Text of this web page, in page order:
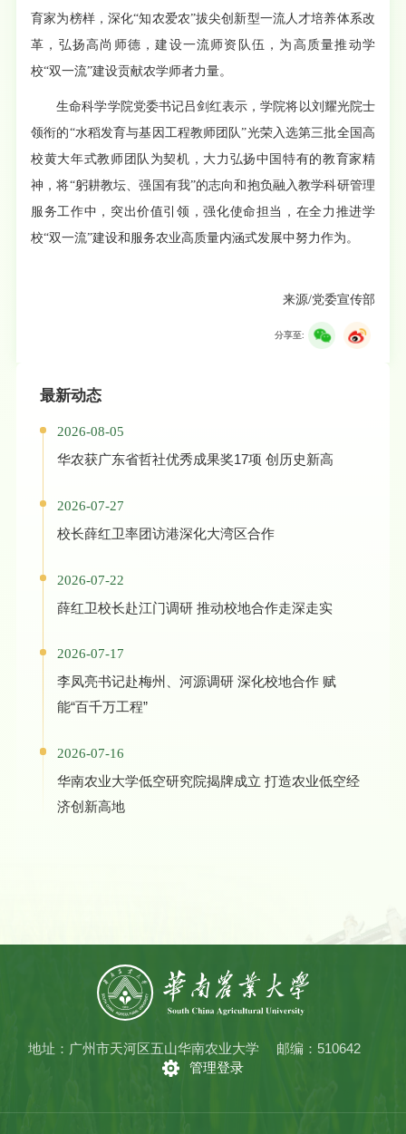
育家为榜样，深化“知农爱农”拔尖创新型一流人才培养体系改
革，弘扬高尚师德，建设一流师资队伍，为高质量推动学
校“双一流”建设贡献农学师者力量。
生命科学学院党委书记吕剑红表示，学院将以刘耀光院士
领衔的“水稻发育与基因工程教师团队”光荣入选第三批全国高
校黄大年式教师团队为契机，大力弘扬中国特有的教育家精
神，将“躬耕教坛、强国有我”的志向和抱负融入教学科研管理
服务工作中，突出价值引领，强化使命担当，在全力推进学
校“双一流”建设和服务农业高质量内涵式发展中努力作为。
来源/党委宣传部
分享至:
最新动态
2026-08-05
华农获广东省哲社优秀成果奖17项 创历史新高
2026-07-27
校长薛红卫率团访港深化大湾区合作
2026-07-22
薛红卫校长赴江门调研 推动校地合作走深走实
2026-07-17
李凤亮书记赴梅州、河源调研 深化校地合作 赋
能“百千万工程”
2026-07-16
华南农业大学低空研究院揭牌成立 打造农业低空经
济创新高地
地址：广州市天河区五山华南农业大学
邮编：510642
管理登录